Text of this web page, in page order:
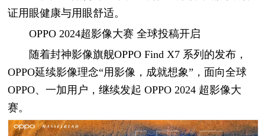
证用眼健康与用眼舒适。
OPPO 2024超影像大赛 全球投稿开启
随着封神影像旗舰OPPO Find X7 系列的发布，
OPPO延续影像理念“用影像，成就想象”，面向全球
OPPO、一加用户，继续发起 OPPO 2024 超影像大
赛。